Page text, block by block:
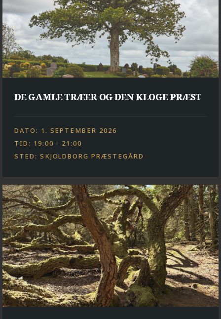
DE GAMLE TRÆER OG DEN KLOGE PRÆST
DATO: 1. SEPTEMBER 2026
TID: 19:00 - 21:00
STED: SKJOLDBORG PRÆSTEGÅRD